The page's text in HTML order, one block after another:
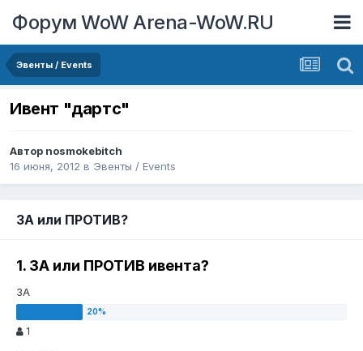
Форум WoW Arena-WoW.RU
Эвенты / Events
Ивент "дартс"
Автор nosmokebitch
16 июня, 2012 в Эвенты / Events
ЗА или ПРОТИВ?
1. ЗА или ПРОТИВ ивента?
ЗА
1